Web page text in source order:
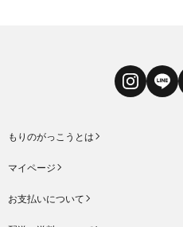
InstagramLINE
もりのがっこうとは
マイページ
お支払いについて